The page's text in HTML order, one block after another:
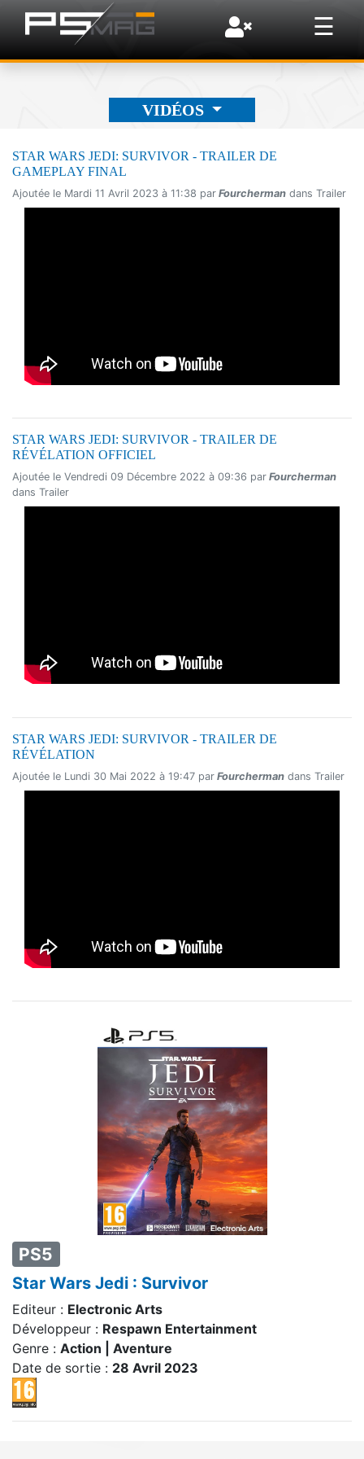
☰
×
VIDÉOS
PS5
Star Wars Jedi : Survivor
Editeur : Electronic Arts
Développeur : Respawn Entertainment
Genre : Action | Aventure
Date de sortie : 28 Avril 2023
STAR WARS JEDI: SURVIVOR - TRAILER DE
GAMEPLAY FINAL
Ajoutée le Mardi 11 Avril 2023 à 11:38 par Fourcherman dans Trailer
STAR WARS JEDI: SURVIVOR - TRAILER DE
RÉVÉLATION OFFICIEL
Ajoutée le Vendredi 09 Décembre 2022 à 09:36 par Fourcherman
dans Trailer
STAR WARS JEDI: SURVIVOR - TRAILER DE
RÉVÉLATION
Ajoutée le Lundi 30 Mai 2022 à 19:47 par Fourcherman dans Trailer